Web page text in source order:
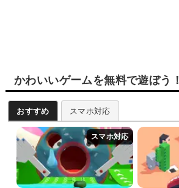
かわいいゲームを無料で遊ぼう！
おすすめ スマホ対応